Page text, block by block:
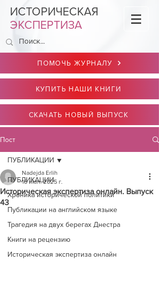
ИСТОРИЧЕСКАЯ
ЭКСПЕРТИЗА
ПОМОЧЬ ЖУРНАЛУ
КУПИТЬ НАШИ КНИГИ
СКАЧАТЬ НОВЫЙ ВЫПУСК
Пост
ПУБЛИКАЦИИ
Хроника исторической политики
Публикации на английском языке
Трагедия на двух берегах Днестра
Книги на рецензию
Историческая экспертиза онлайн
ПУБЛИКАЦИИ
Историческая экспертиза онлайн. Выпуск
43
Nadejda Erlih
16 июл. 2025 г.